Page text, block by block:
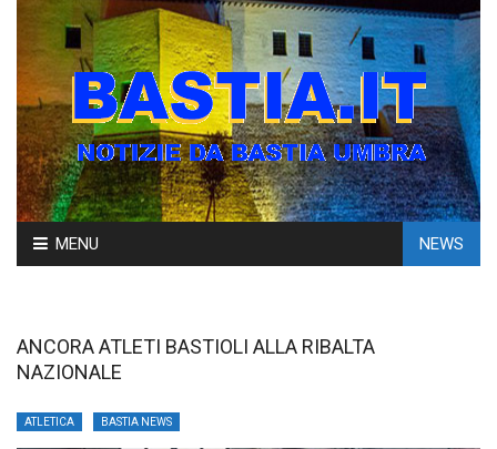
Skip
to
MENU NEWS
ANCORA ATLETI BASTIOLI ALLA RIBALTA
NAZIONALE
ATLETICA BASTIA NEWS